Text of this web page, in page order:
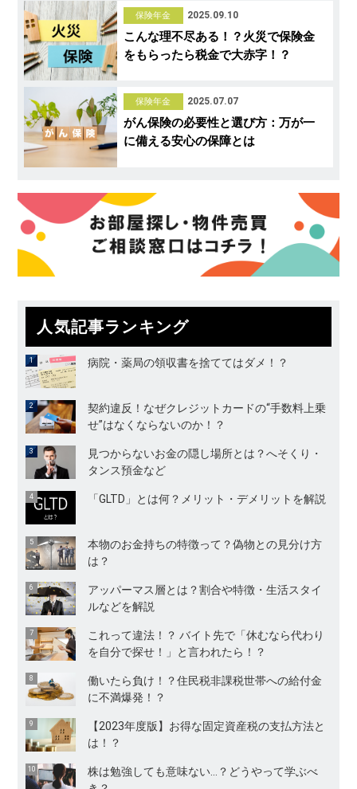
保険年金 2025.09.10
こんな理不尽ある！？火災で保険金
をもらったら税金で大赤字！？
保険年金 2025.07.07
がん保険の必要性と選び方：万が一
に備える安心の保障とは
人気記事ランキング
病院・薬局の領収書を捨ててはダメ！？
契約違反！なぜクレジットカードの“手数料上乗
せ”はなくならないのか！？
見つからないお金の隠し場所とは？へそくり・
タンス預金など
「GLTD」とは何？メリット・デメリットを解説
本物のお金持ちの特徴って？偽物との見分け方
は？
アッパーマス層とは？割合や特徴・生活スタイ
ルなどを解説
これって違法！？ バイト先で「休むなら代わり
を自分で探せ！」と言われたら！？
働いたら負け！？住民税非課税世帯への給付金
に不満爆発！？
【2023年度版】お得な固定資産税の支払方法と
は！？
株は勉強しても意味ない…？どうやって学ぶべ